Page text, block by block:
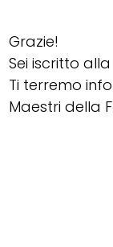
Grazie!
Sei iscritto
Ti terremo
Maestri della